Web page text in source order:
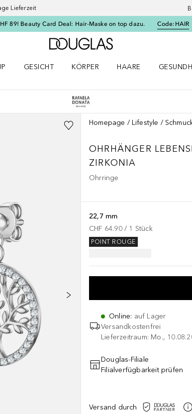
Lieferzeit
89! Beauty Card Deal: Hair-Maske on top dazu. Code: HAIR
Zur Douglas Startseite
GESICHT
KÖRPER
HAARE
Homepage Lifestyle
OHRHÄNGER
ZIRKONIA
Ohrringe
22,7 mm
CHF 64.90 / 1 Stück
POINT ROUGE
Online: auf Lager
Versandkostenfrei
Lieferzeitraum: Mo.,
Douglas-Filiale
Filialverfügbarkeit prüfen
Versand durch